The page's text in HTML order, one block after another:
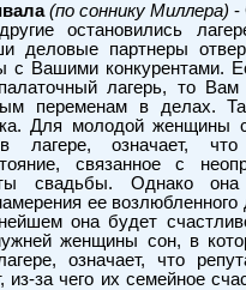
(по соннику Миллера) -
остановились
деловые партнеры
с Вашими конкурентами.
лагерь, то
переменам в делах.
Для молодой женщины
лагере, означает,
связанное с
свадьбы. Однако
ее возлюбленного
она будет
женщины сон, в
означает, что
из-за чего их семейное